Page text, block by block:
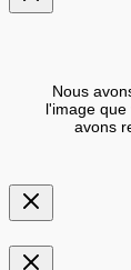
Nous
l'image
avons